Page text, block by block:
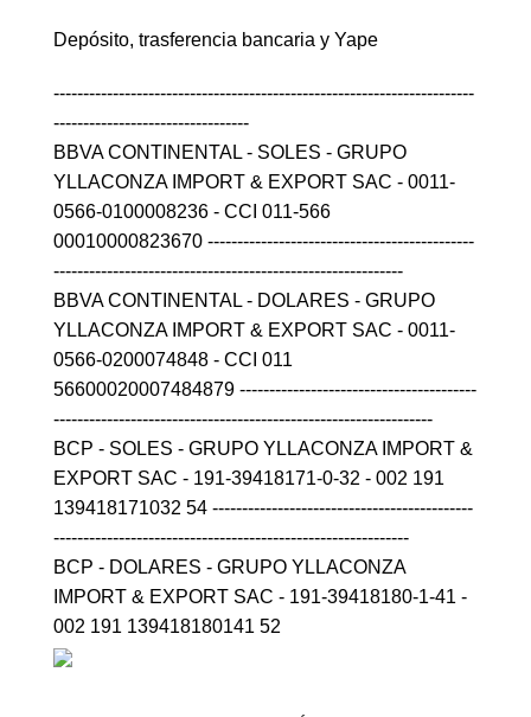
Depósito, trasferencia bancaria y Yape
-----------------------------------------------------------------------
---------------------------------
BBVA CONTINENTAL - SOLES - GRUPO
YLLACONZA IMPORT & EXPORT SAC - 0011-
0566-0100008236 - CCI 011-566
00010000823670 ---------------------------------------------
-----------------------------------------------------------
BBVA CONTINENTAL - DOLARES - GRUPO
YLLACONZA IMPORT & EXPORT SAC - 0011-
0566-0200074848 - CCI 011
56600020007484879 ----------------------------------------
----------------------------------------------------------------
BCP - SOLES - GRUPO YLLACONZA IMPORT &
EXPORT SAC - 191-39418171-0-32 - 002 191
139418171032 54 --------------------------------------------
------------------------------------------------------------
BCP - DOLARES - GRUPO YLLACONZA
IMPORT & EXPORT SAC - 191-39418180-1-41 -
002 191 139418180141 52